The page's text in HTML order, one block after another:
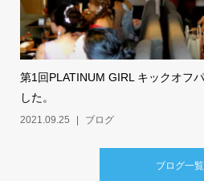
第1回PLATINUM GIRL キックオフ
した。
2021.09.25 ブログ
ブログ一覧